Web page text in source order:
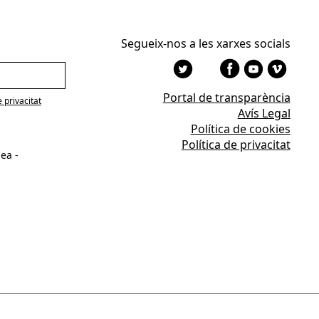
privacitat
-
Segueix-nos a les xarxes socials
Portal de transparència
Avís Legal
Política de cookies
Política de privacitat